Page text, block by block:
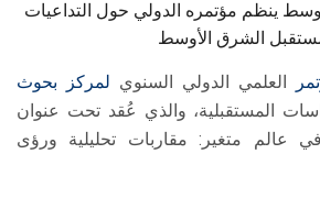
ينظم مؤتمره الدولي حول التداعيات
الشرق الأوسط
العلمي الدولي السنوي لمركز بحوث
المستقبلية، والذي عُقد تحت عنوان
في عالم متغير: مقاربات تحليلية ورؤى